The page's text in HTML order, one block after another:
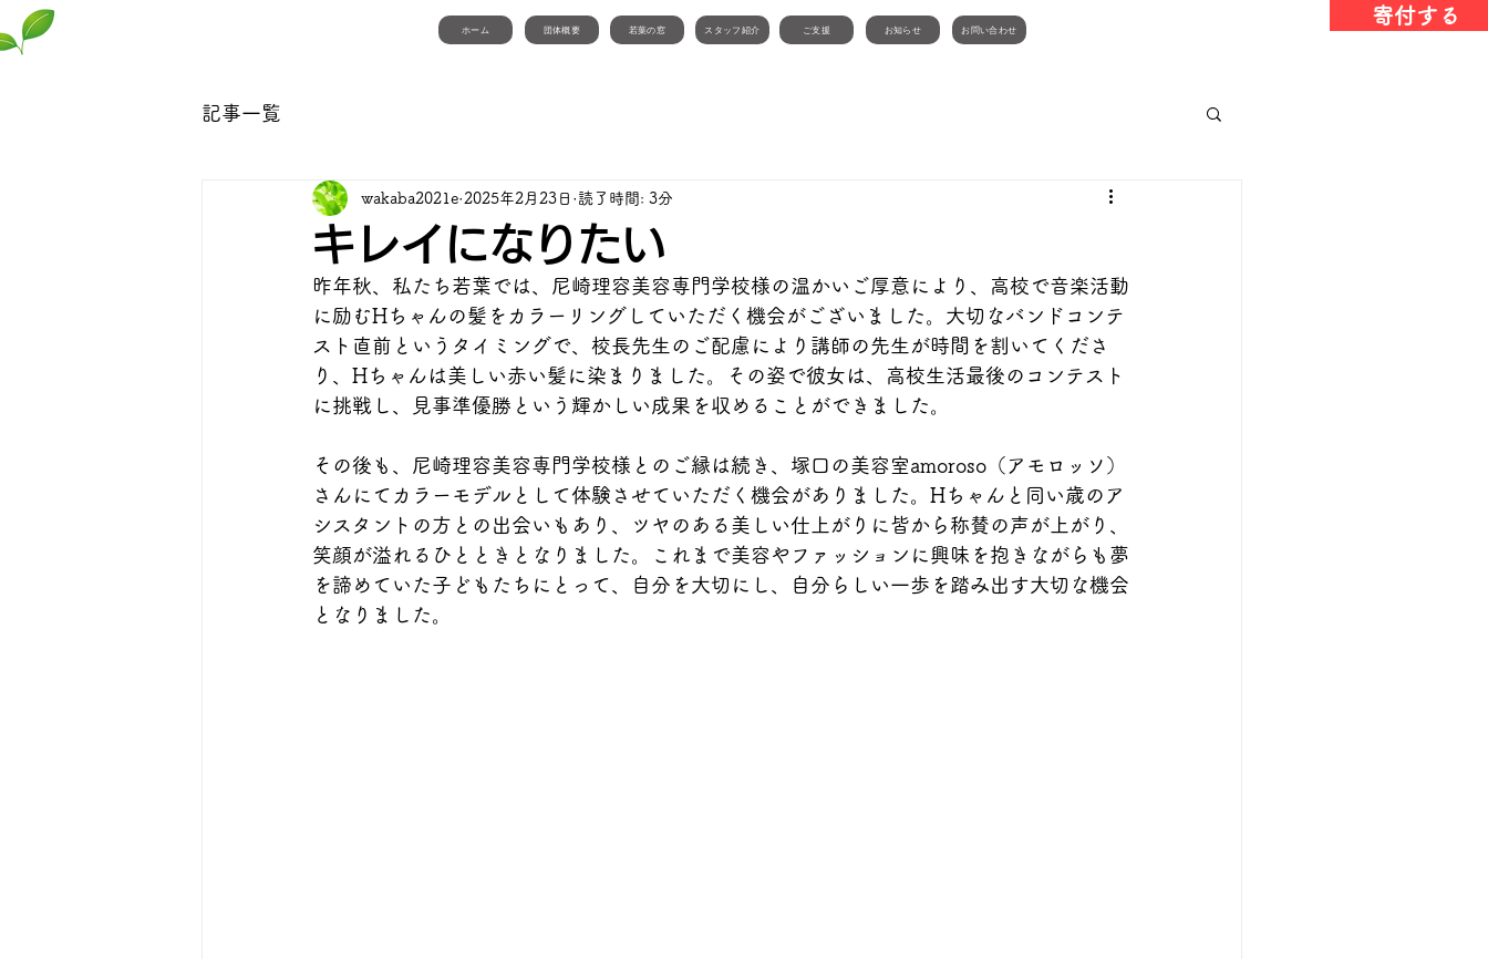
寄付する
ホーム 団体概要 若葉の窓 スタッフ紹介 ご支援 お知らせ お問い合わせ
記事一覧
キレイになりたい
wakaba2021e 2025年2月23日 読了時間: 3分
昨年秋、私たち若葉では、尼崎理容美容専門学校様の温かいご厚意により、高校で音楽活動
に励むHちゃんの髪をカラーリングしていただく機会がございました。大切なバンドコンテ
スト直前というタイミングで、校長先生のご配慮により講師の先生が時間を割いてくださ
り、Hちゃんは美しい赤い髪に染まりました。その姿で彼女は、高校生活最後のコンテスト
に挑戦し、見事準優勝という輝かしい成果を収めることができました。
その後も、尼崎理容美容専門学校様とのご縁は続き、塚口の美容室amoroso（アモロッソ）
さんにてカラーモデルとして体験させていただく機会がありました。Hちゃんと同い歳のア
シスタントの方との出会いもあり、ツヤのある美しい仕上がりに皆から称賛の声が上がり、
笑顔が溢れるひとときとなりました。これまで美容やファッションに興味を抱きながらも夢
を諦めていた子どもたちにとって、自分を大切にし、自分らしい一歩を踏み出す大切な機会
となりました。